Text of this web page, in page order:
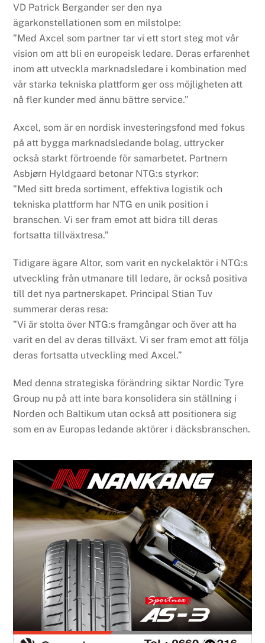
VD Patrick Bergander ser den nya
ägarkonstellationen som en milstolpe:
”Med Axcel som partner tar vi ett stort steg mot vår
vision om att bli en europeisk ledare. Deras erfarenhet
inom att utveckla marknadsledare i kombination med
vår starka tekniska plattform ger oss möjligheten att
nå fler kunder med ännu bättre service.”
Axcel, som är en nordisk investeringsfond med fokus
på att bygga marknadsledande bolag, uttrycker
också starkt förtroende för samarbetet. Partnern
Asbjørn Hyldgaard betonar NTG:s styrkor:
”Med sitt breda sortiment, effektiva logistik och
tekniska plattform har NTG en unik position i
branschen. Vi ser fram emot att bidra till deras
fortsatta tillväxtresa.”
Tidigare ägare Altor, som varit en nyckelaktör i NTG:s
utveckling från utmanare till ledare, är också positiva
till det nya partnerskapet. Principal Stian Tuv
summerar deras resa:
”Vi är stolta över NTG:s framgångar och över att ha
varit en del av deras tillväxt. Vi ser fram emot att följa
deras fortsatta utveckling med Axcel.”
Med denna strategiska förändring siktar Nordic Tyre
Group nu på att inte bara konsolidera sin ställning i
Norden och Baltikum utan också att positionera sig
som en av Europas ledande aktörer i däcksbranschen.